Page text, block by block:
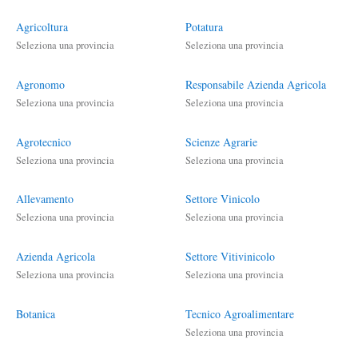
Agricoltura
Seleziona una provincia
Agronomo
Seleziona una provincia
Agrotecnico
Seleziona una provincia
Allevamento
Seleziona una provincia
Azienda Agricola
Seleziona una provincia
Botanica
Potatura
Seleziona una provincia
Responsabile Azienda Agricola
Seleziona una provincia
Scienze Agrarie
Seleziona una provincia
Settore Vinicolo
Seleziona una provincia
Settore Vitivinicolo
Seleziona una provincia
Tecnico Agroalimentare
Seleziona una provincia